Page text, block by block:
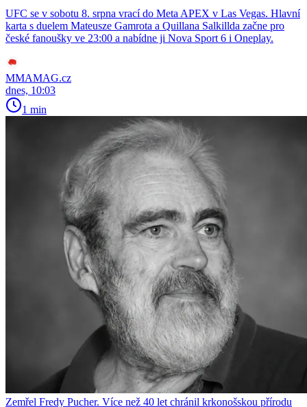
UFC se v sobotu 8. srpna vrací do Meta APEX v Las Vegas. Hlavní
karta s duelem Mateusze Gamrota a Quillana Salkillda začne pro
české fanoušky ve 23:00 a nabídne ji Nova Sport 6 i Oneplay.
MMAMAG.cz
dnes, 10:03
1 min
Zemřel Fredy Pucher. Více než 40 let chránil krkonošskou přírodu